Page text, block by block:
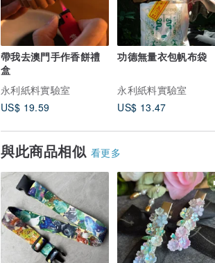
帶我去澳門手作香餅禮
盒
永利紙料實驗室
US$ 19.59
功德無量衣包帆布袋
永利紙料實驗室
US$ 13.47
與此商品相似 看更多